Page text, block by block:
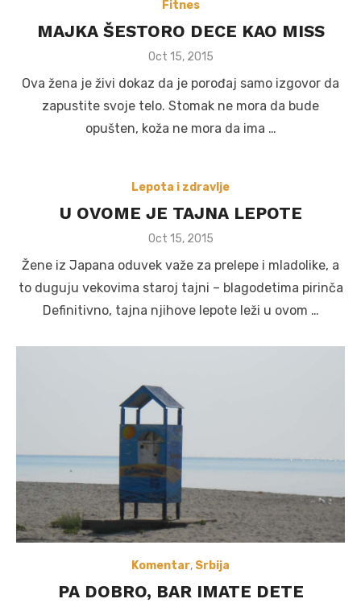
Fitnes
MAJKA ŠESTORO DECE KAO MISS
Posted
Oct 15, 2015
Ova žena je živi dokaz da je porođaj samo izgovor da
zapustite svoje telo. Stomak ne mora da bude
opušten, koža ne mora da ima …
Lepota i zdravlje
U OVOME JE TAJNA LEPOTE
Posted
Oct 15, 2015
Žene iz Japana oduvek važe za prelepe i mladolike, a
to duguju vekovima staroj tajni – blagodetima pirinča
Definitivno, tajna njihove lepote leži u ovom …
Komentar, Srbija
PA DOBRO, BAR IMATE DETE